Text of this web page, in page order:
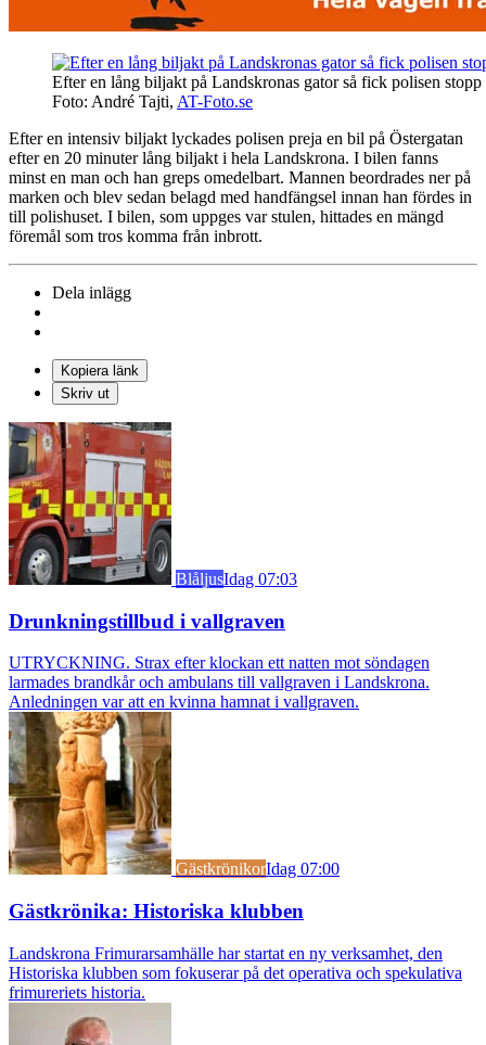
Efter en lång biljakt på Landskronas gator så fick polisen
Foto: André Tajti, AT-Foto.se
Efter en intensiv biljakt lyckades polisen preja en bil på Östergatan
efter en 20 minuter lång biljakt i hela Landskrona. I bilen fanns
minst en man och han greps omedelbart. Mannen beordrades ner på
marken och blev sedan belagd med handfängsel innan han fördes in
till polishuset. I bilen, som uppges var stulen, hittades en mängd
föremål som tros komma från inbrott.
Dela inlägg
Kopiera länk
Skriv ut
BlåljusIdag 07:03
Drunkningstillbud i vallgraven
UTRYCKNING. Strax efter klockan ett natten mot söndagen
larmades brandkår och ambulans till vallgraven i Landskrona.
Anledningen var att en kvinna hamnat i vallgraven.
GästkrönikorIdag 07:00
Gästkrönika: Historiska klubben
Landskrona Frimurarsamhälle har startat en ny verksamhet, den
Historiska klubben som fokuserar på det operativa och spekulativa
frimureriets historia.